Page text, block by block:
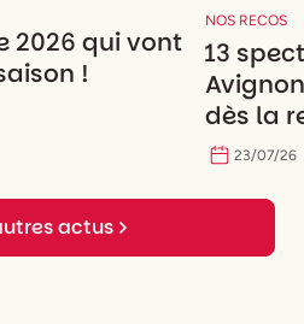
2026 qui vont
!
NOS RECOS
13
dès la
23/07/26
actus